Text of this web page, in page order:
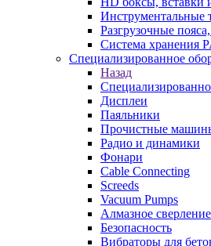
Инструментальные
Разгрузочные
Система хранения
Специализированное
Назад
Дисплеи
Паяльники
Прочистные
Радио и динамики
Фонари
Cable Connecting
Screeds
Vacuum Pumps
Алмазное сверление
Безопасность
Вибраторы для